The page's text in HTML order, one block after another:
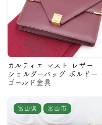
カルティエ マスト レザー
ショルダーバッグ ボルドー
ゴールド金具
富山県 富山市